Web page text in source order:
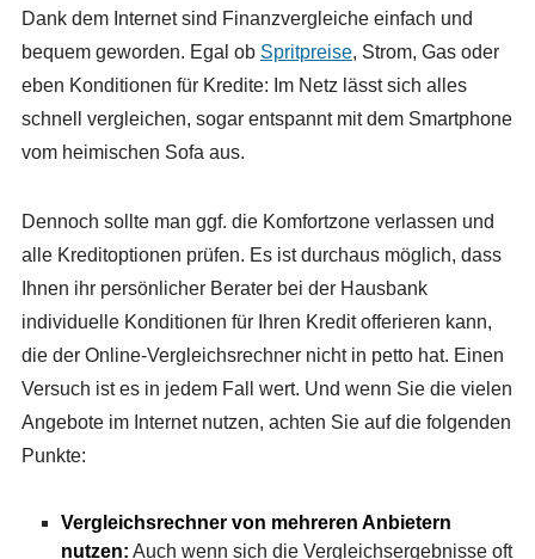
Dank dem Internet sind Finanzvergleiche einfach und
bequem geworden. Egal ob Spritpreise, Strom, Gas oder
eben Konditionen für Kredite: Im Netz lässt sich alles
schnell vergleichen, sogar entspannt mit dem Smartphone
vom heimischen Sofa aus.
Dennoch sollte man ggf. die Komfortzone verlassen und
alle Kreditoptionen prüfen. Es ist durchaus möglich, dass
Ihnen ihr persönlicher Berater bei der Hausbank
individuelle Konditionen für Ihren Kredit offerieren kann,
die der Online-Vergleichsrechner nicht in petto hat. Einen
Versuch ist es in jedem Fall wert. Und wenn Sie die vielen
Angebote im Internet nutzen, achten Sie auf die folgenden
Punkte:
Vergleichsrechner von mehreren Anbietern
nutzen: Auch wenn sich die Vergleichsergebnisse oft